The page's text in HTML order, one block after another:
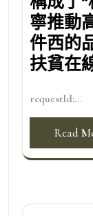
寧推動
件西的
扶貧在
requestId:...
Read